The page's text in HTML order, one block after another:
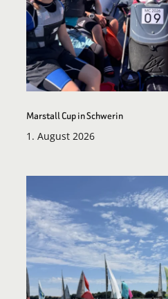
Marstall Cup in Schwerin
1. August 2026